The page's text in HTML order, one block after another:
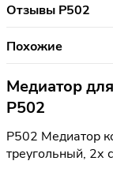
Отзывы P502
Похожие
Медиатор
P502
P502 Медиатор
треугольный, 2х